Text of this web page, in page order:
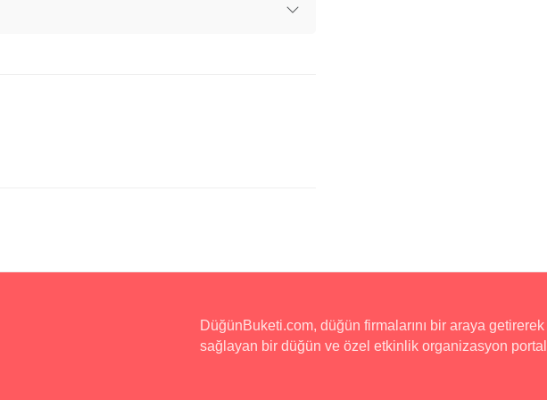
için sizinle yakından çalışır.
mekanımız, etkinlikleriniz için
tasarımı ile herkesin rahatça
DüğünBuketi.com, düğün firmalarını bir araya
sağlayan bir düğün ve özel etkinlik organizasyon